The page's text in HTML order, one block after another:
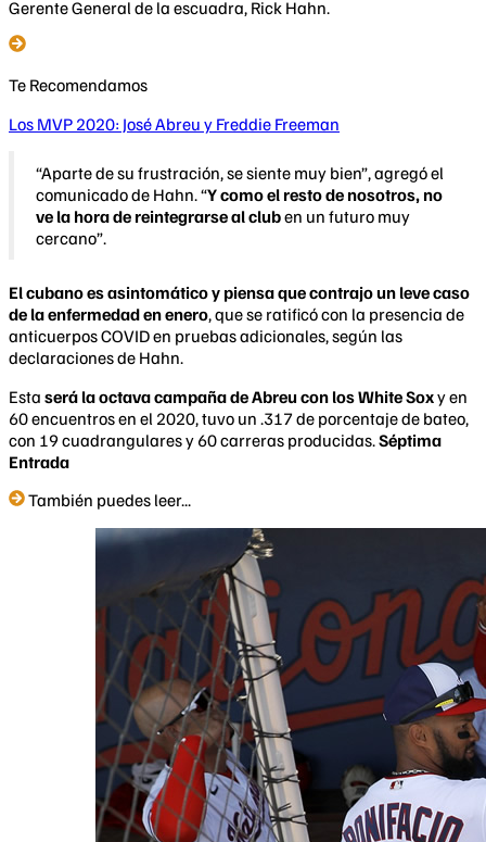
Gerente General de la escuadra, Rick Hahn.
Te Recomendamos
Los MVP 2020: José Abreu y Freddie Freeman
“Aparte de su frustración, se siente muy bien”, agregó el
comunicado de Hahn. “Y como el resto de nosotros, no
ve la hora de reintegrarse al cluben un futuro muy
cercano”.
El cubano es asintomático y piensa que contrajo un leve caso
de la enfermedad en enero, que se ratificó con la presencia de
anticuerpos COVID en pruebas adicionales, según las
declaraciones de Hahn.
Esta será la octava campaña de Abreu con los White Soxy en
60 encuentros en el 2020, tuvo un .317 de porcentaje de bateo,
con 19 cuadrangulares y 60 carreras producidas.Séptima
Entrada
También puedes leer...